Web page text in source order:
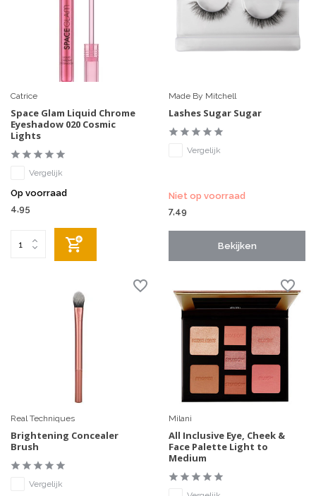
Catrice
Space Glam Liquid Chrome
Eyeshadow 020 Cosmic
Lights
Vergelijk
Op voorraad
4,95
Made By Mitchell
Lashes Sugar Sugar
Vergelijk
Niet op voorraad
7,49
Bekijken
Real Techniques
Brightening Concealer
Brush
Vergelijk
Milani
All Inclusive Eye, Cheek &
Face Palette Light to
Medium